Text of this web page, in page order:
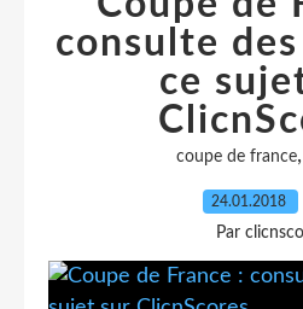
consulte
ce
coupe de france,
24.01.2018
Par